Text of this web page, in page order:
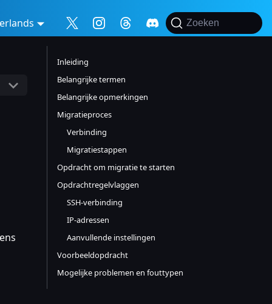
Zoeken
Inleiding
Belangrijke termen
Belangrijke opmerkingen
Migratieproces
Verbinding
Migratiestappen
Opdracht om migratie te starten
Opdrachtregelvlaggen
SSH-verbinding
IP-adressen
Aanvullende instellingen
Voorbeeldopdracht
Mogelijke problemen en fouttypen